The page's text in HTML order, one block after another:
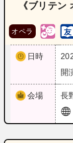
《ブリテン
オペラ
日時
開
会場 長